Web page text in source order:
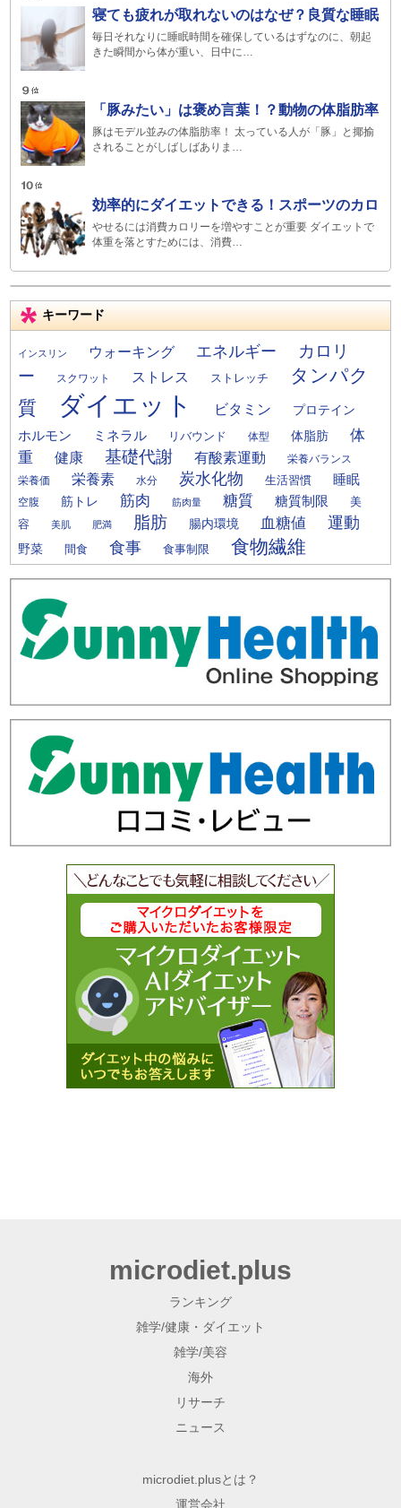
寝ても疲れが取れないのはなぜ？良質な睡眠
毎日それなりに睡眠時間を確保しているはずなのに、朝起
きた瞬間から体が重い、日中に…
「豚みたい」は褒め言葉！？動物の体脂肪率
豚はモデル並みの体脂肪率！ 太っている人が「豚」と揶揄
されることがしばしばありま…
効率的にダイエットできる！スポーツのカロ
やせるには消費カロリーを増やすことが重要 ダイエットで
体重を落とすためには、消費…
キーワード
インスリン ウォーキング エネルギー
カロリ
ー
スクワット ストレス ストレッチ
タンパク
質
ダイエット ビタミン
プロテイン
ホルモン
ミネラル リバウンド 体型 体脂肪
体
重
健康 基礎代謝 有酸素運動 栄養バランス
栄養価 栄養素 水分 炭水化物 生活習慣 睡眠
空腹 筋トレ 筋肉 筋肉量 糖質 糖質制限
美
容
美肌 肥満 脂肪 腸内環境 血糖値 運動
野菜 間食 食事 食事制限 食物繊維
microdiet.plus
ランキング
雑学/健康・ダイエット
雑学/美容
海外
リサーチ
ニュース
microdiet.plusとは？
運営会社